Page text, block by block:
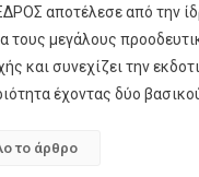
αποτέλεσε από την
τους μεγάλους
και συνεχίζει την
έχοντας δύο
το άρθρο